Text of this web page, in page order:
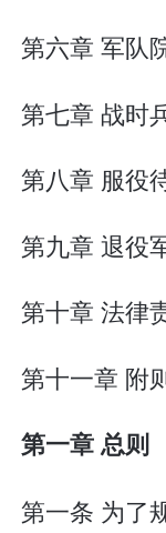
第六章 军队
第七章 战时
第八章 服役
第九章 退役
第十章 法律
第十一章 附
第一章 总则
第一条 为了